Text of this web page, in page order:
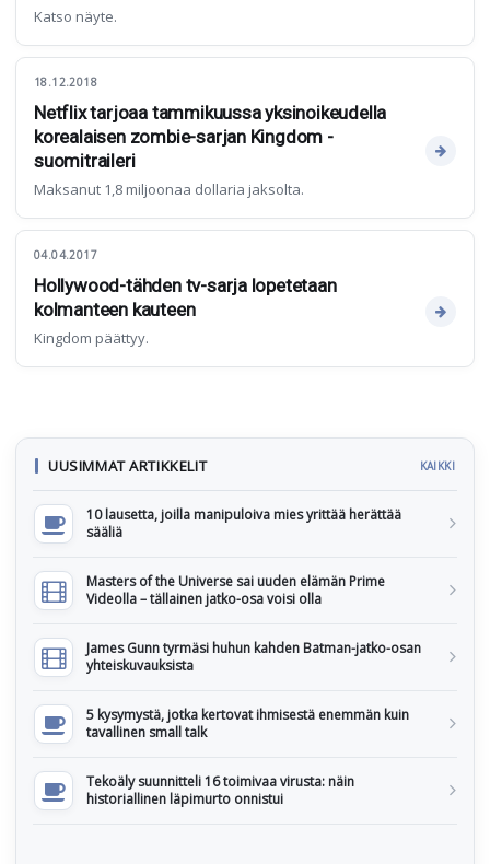
Katso näyte.
18.12.2018
Netflix tarjoaa tammikuussa yksinoikeudella
korealaisen zombie-sarjan Kingdom -
suomitraileri
Maksanut 1,8 miljoonaa dollaria jaksolta.
04.04.2017
Hollywood-tähden tv-sarja lopetetaan
kolmanteen kauteen
Kingdom päättyy.
UUSIMMAT ARTIKKELIT KAIKKI
10 lausetta, joilla manipuloiva mies yrittää herättää
sääliä
Masters of the Universe sai uuden elämän Prime
Videolla – tällainen jatko-osa voisi olla
James Gunn tyrmäsi huhun kahden Batman-jatko-osan
yhteiskuvauksista
5 kysymystä, jotka kertovat ihmisestä enemmän kuin
tavallinen small talk
Tekoäly suunnitteli 16 toimivaa virusta: näin
historiallinen läpimurto onnistui